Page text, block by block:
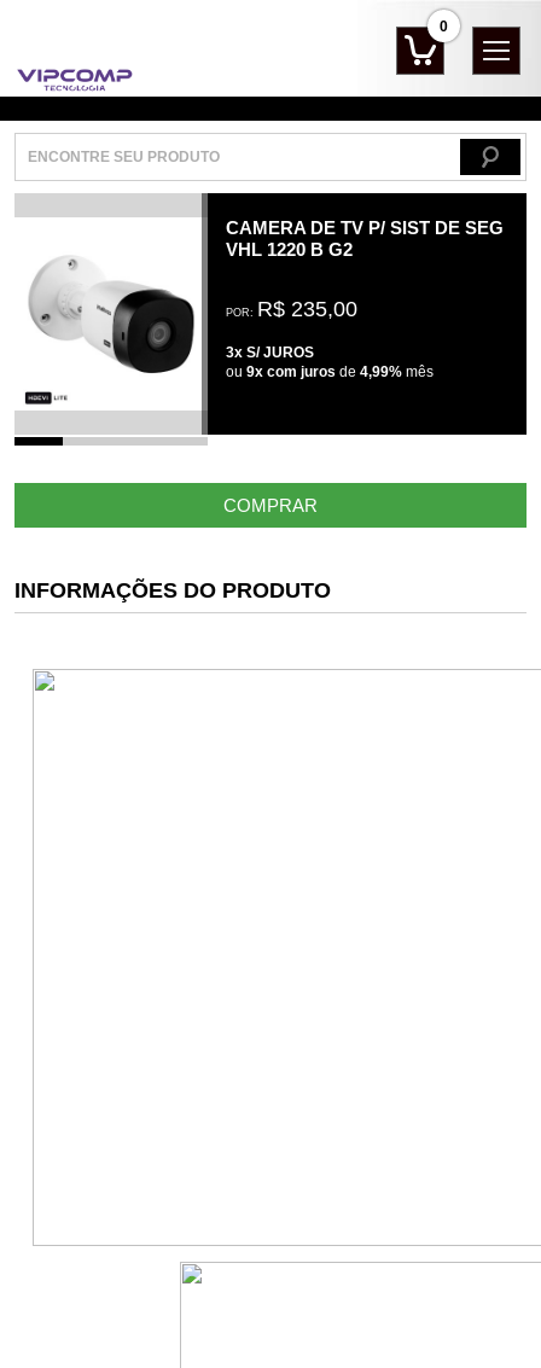
0
CAMERA DE TV P/ SIST DE SEG
VHL 1220 B G2
POR: R$ 235,00
3x S/ JUROS
ou 9x com juros de 4,99% mês
COMPRAR
INFORMAÇÕES DO PRODUTO